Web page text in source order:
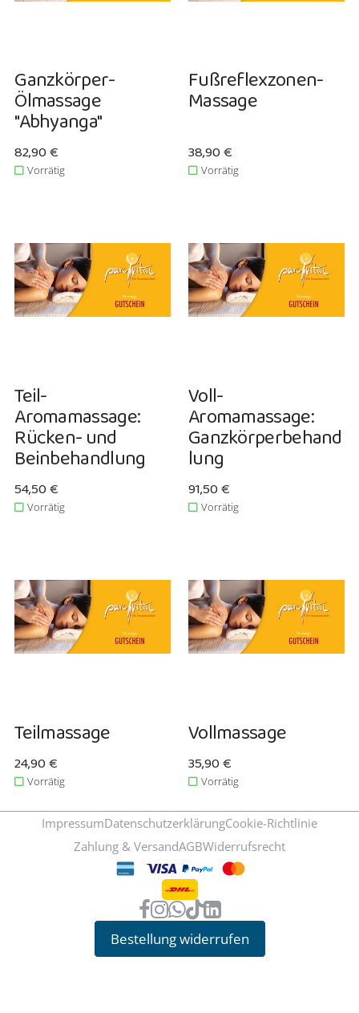
Ganzkörper-
Ölmassage
"Abhyanga"
Verkaufspreis: 82,90 €
82,90 €
Vorrätig
Fußreflexzonen-
Massage
Verkaufspreis: 38,90 €
38,90 €
Vorrätig
Teil-
Aromamassage:
Rücken- und
Beinbehandlung
Verkaufspreis: 54,50 €
54,50 €
Vorrätig
Voll-
Aromamassage:
Ganzkörperbehand
lung
Verkaufspreis: 91,50 €
91,50 €
Vorrätig
Teilmassage
Verkaufspreis: 24,90 €
24,90 €
Vorrätig
Vollmassage
Verkaufspreis: 35,90 €
35,90 €
Vorrätig
ImpressumDatenschutzerklärungCookie-Richtlinie
Zahlung & VersandAGBWiderrufsrecht
Bestellung widerrufen